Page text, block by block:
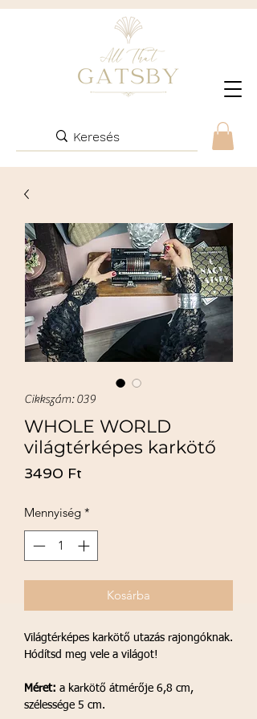
Cikkszám: 039
WHOLE WORLD
világtérképes karkötő
3490 Ft
Mennyiség *
Kosárba
Világtérképes karkötő utazás rajongóknak.
Hódítsd meg vele a világot!
Méret: a karkötő átmérője 6,8 cm,
szélessége 5 cm.